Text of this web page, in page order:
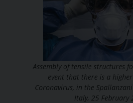
Assembly of tensile structures
event that there is a
Coronavirus, in the
Italy, 25 February